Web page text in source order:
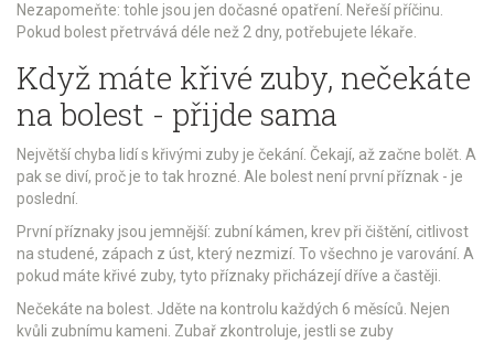
Nezapomeňte: tohle jsou jen dočasné opatření. Neřeší příčinu.
Pokud bolest přetrvává déle než 2 dny, potřebujete lékaře.
Když máte křivé zuby, nečekáte
na bolest - přijde sama
Největší chyba lidí s křivými zuby je čekání. Čekají, až začne bolět. A
pak se diví, proč je to tak hrozné. Ale bolest není první příznak - je
poslední.
První příznaky jsou jemnější: zubní kámen, krev při čištění, citlivost
na studené, zápach z úst, který nezmizí. To všechno je varování. A
pokud máte křivé zuby, tyto příznaky přicházejí dříve a častěji.
Nečekáte na bolest. Jděte na kontrolu každých 6 měsíců. Nejen
kvůli zubnímu kameni. Zubař zkontroluje, jestli se zuby